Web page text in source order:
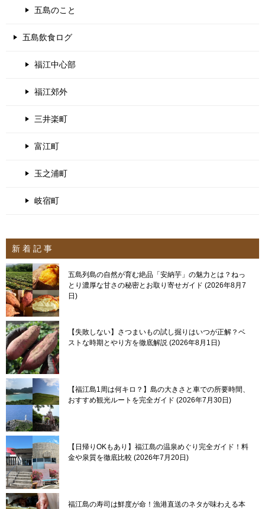
五島のこと
五島飲食ログ
福江中心部
福江郊外
三井楽町
富江町
玉之浦町
岐宿町
新 着 記 事
五島列島の自然が育む絶品「安納芋」の魅力とは？ねっ
とり濃厚な甘さの秘密とお取り寄せガイド 2026年8月7
日
【失敗しない】さつまいもの試し掘りはいつが正解？ベ
ストな時期とやり方を徹底解説 2026年8月1日
【福江島1周は何キロ？】島の大きさと車での所要時間、
おすすめ観光ルートを完全ガイド 2026年7月30日
【日帰りOKもあり】福江島の温泉めぐり完全ガイド！料
金や泉質を徹底比較 2026年7月20日
福江島の寿司は鮮度が命！漁港直送のネタが味わえる本